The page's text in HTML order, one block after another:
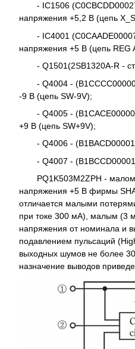
- IC1506
напряжения +5,2 В (цепь
- IC4001
напряжения +5 В (цепь REG
- Q1501(2SB1320A-R -
- Q4004 -
-9 В (цепь SW-9V);
- Q4005 -
+9 В (цепь SW+9V);
- Q4006 -
- Q4007 -
PQ1K503M2ZPH -
напряжения +5 В фирмы
отличается малыми
при токе 300 мА), малым (3
напряжения от номинала и
подавлением пульсаций
выходных шумов не более
назначение выводов